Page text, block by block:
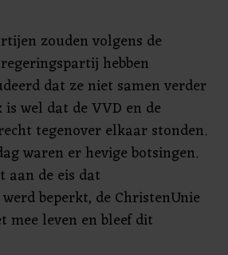
zouden volgens de
hebben
dat ze niet samen verder
wel dat de VVD en de
tegenover elkaar stonden.
waren er hevige botsingen.
aan de eis dat
beperkt, de ChristenUnie
mee leven en bleef dit